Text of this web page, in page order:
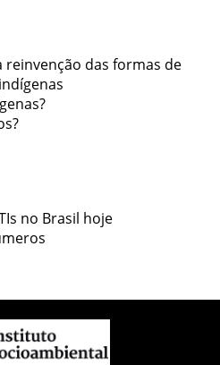
reinvenção das formas de
no Brasil hoje